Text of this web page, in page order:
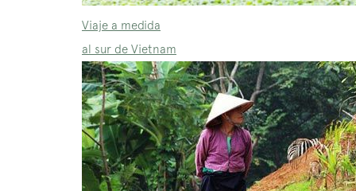
Viaje a medida
al sur de Vietnam